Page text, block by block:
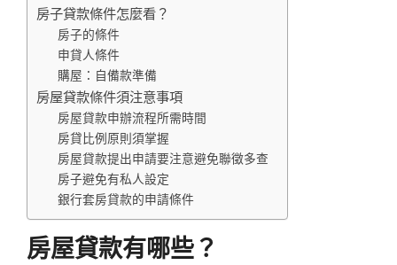
房子貸款條件怎麼看？
房子的條件
申貸人條件
購屋：自備款準備
房屋貸款條件須注意事項
房屋貸款申辦流程所需時間
房貸比例原則須掌握
房屋貸款提出申請要注意避免聯徵多查
房子避免有私人設定
銀行套房貸款的申請條件
房屋貸款有哪些？